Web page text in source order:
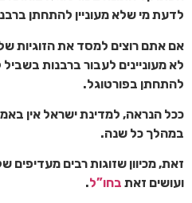
לדעת מי שלא מעוניין להתחתן
אם אתם רוצים למסד את הזוגיות
לא מעוניינים לעבור ברבנות
להתחתן בפורטוגל.
ככל הנראה, למדינת ישראל אין
במהלך כל שנה.
זאת, מכיוון שזוגות רבים
ועושים זאת בחו”ל.